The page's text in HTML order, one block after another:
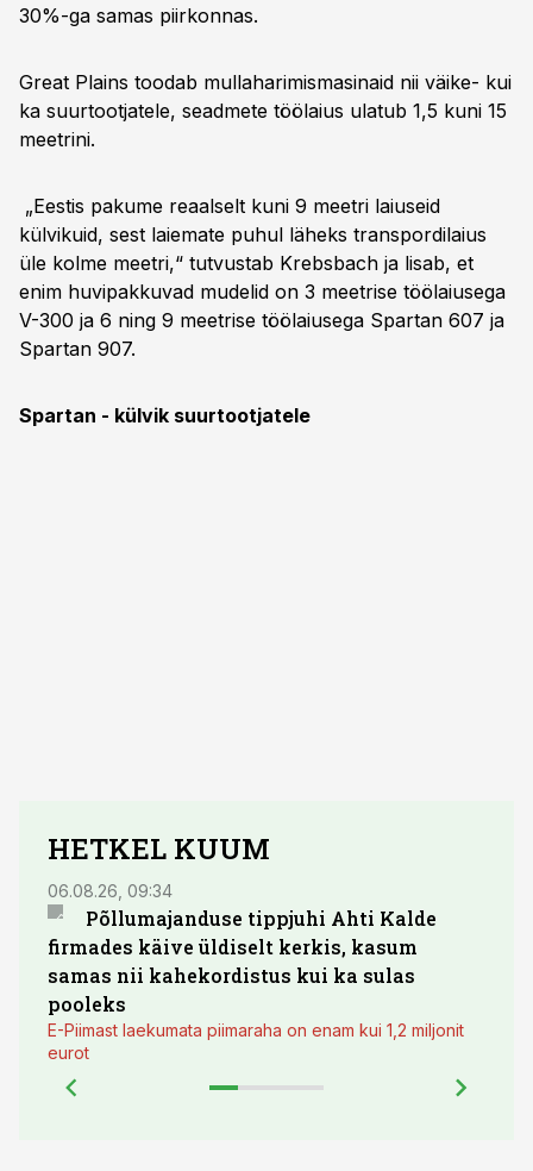
30%-ga samas piirkonnas.
Great Plains toodab mullaharimismasinaid nii väike- kui
ka suurtootjatele, seadmete töölaius ulatub 1,5 kuni 15
meetrini.
„Eestis pakume reaalselt kuni 9 meetri laiuseid
külvikuid, sest laiemate puhul läheks transpordilaius
üle kolme meetri,“ tutvustab Krebsbach ja lisab, et
enim huvipakkuvad mudelid on 3 meetrise töölaiusega
V-300 ja 6 ning 9 meetrise töölaiusega Spartan 607 ja
Spartan 907.
Spartan - külvik suurtootjatele
HETKEL KUUM
06.08.26, 09:34
Põllumajanduse tippjuhi Ahti Kalde
firmades käive üldiselt kerkis, kasum
samas nii kahekordistus kui ka sulas
pooleks
E-Piimast laekumata piimaraha on enam kui 1,2 miljonit
eurot